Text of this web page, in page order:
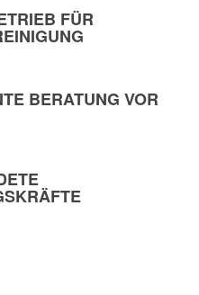
FÜR
BERATUNG VOR